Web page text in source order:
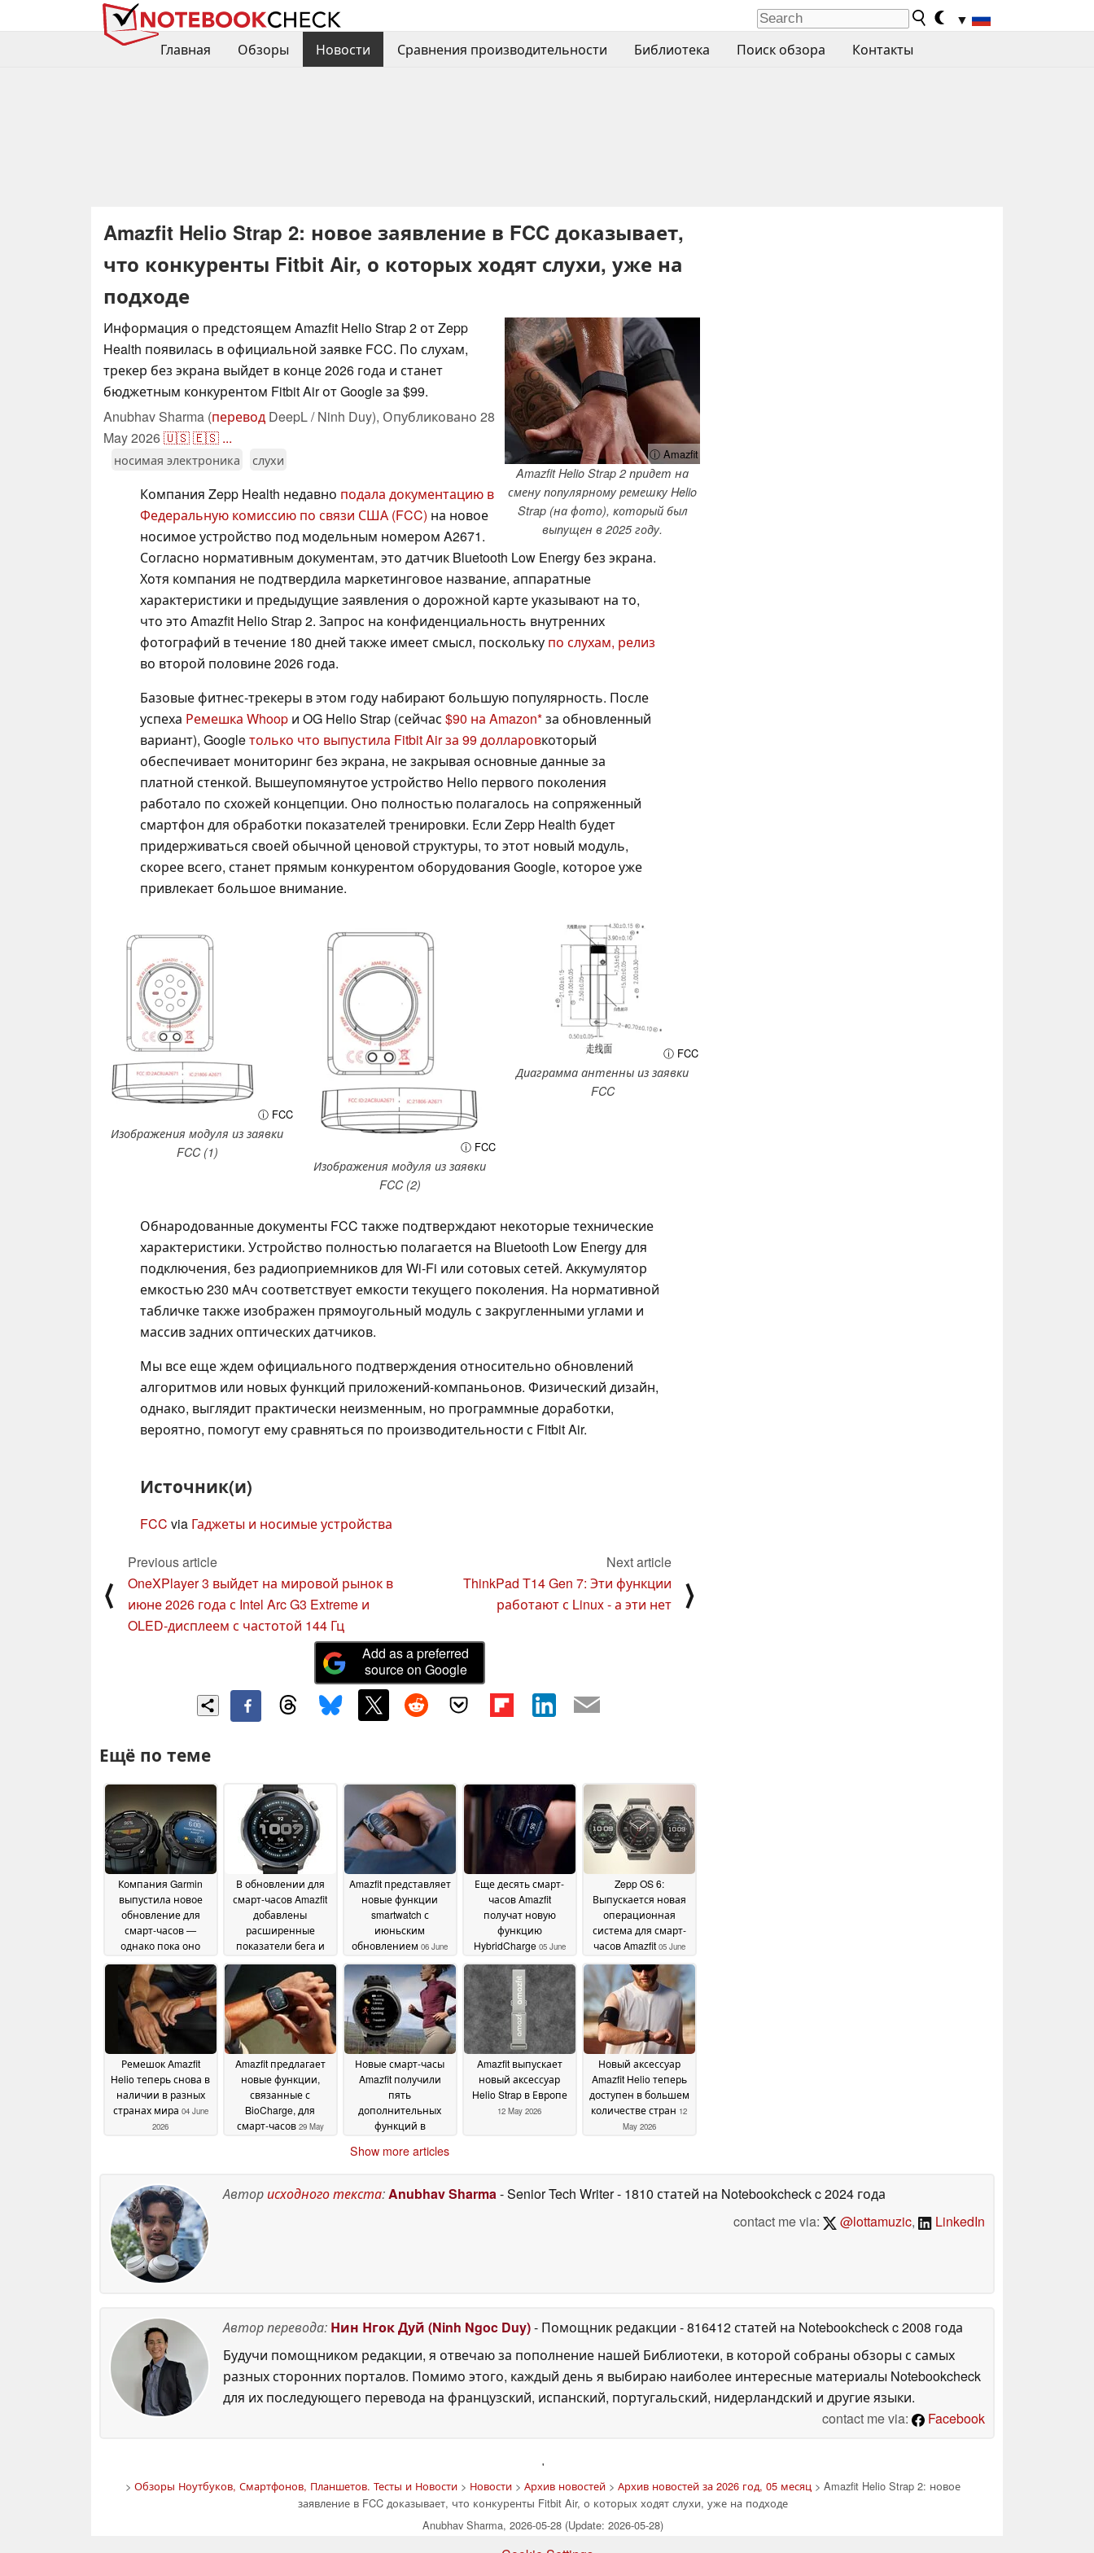
▼
Главная
Обзоры Новости Сравнения производительности Библиотека Поиск обзора Контакты
Amazfit Helio Strap 2: новое заявление в FCC доказывает,
что конкуренты Fitbit Air, о которых ходят слухи, уже на
подходе
ⓘ Amazfit
Amazfit Helio Strap 2 придет на
смену популярному ремешку Helio
Strap (на фото), который был
выпущен в 2025 году.
Информация о предстоящем Amazfit Helio Strap 2 от Zepp
Health появилась в официальной заявке FCC. По слухам,
трекер без экрана выйдет в конце 2026 года и станет
бюджетным конкурентом Fitbit Air от Google за $99.
Anubhav Sharma (перевод DeepL / Ninh Duy), Опубликовано 28
May 2026🇺🇸🇪🇸 ...
носимая электроника слухи
Компания Zepp Health недавно подала документацию в
Федеральную комиссию по связи США (FCC) на новое
носимое устройство под модельным номером A2671.
Согласно нормативным документам, это датчик Bluetooth Low Energy без экрана.
Хотя компания не подтвердила маркетинговое название, аппаратные
характеристики и предыдущие заявления о дорожной карте указывают на то,
что это Amazfit Helio Strap 2. Запрос на конфиденциальность внутренних
фотографий в течение 180 дней также имеет смысл, поскольку по слухам, релиз
во второй половине 2026 года.
Базовые фитнес-трекеры в этом году набирают большую популярность. После
успеха Ремешка Whoop и OG Helio Strap (сейчас $90 на Amazon за обновленный
вариант), Googleтолько что выпустила Fitbit Air за 99 долларовкоторый
обеспечивает мониторинг без экрана, не закрывая основные данные за
платной стенкой. Вышеупомянутое устройство Helio первого поколения
работало по схожей концепции. Оно полностью полагалось на сопряженный
смартфон для обработки показателей тренировки. Если Zepp Health будет
придерживаться своей обычной ценовой структуры, то этот новый модуль,
скорее всего, станет прямым конкурентом оборудования Google, которое уже
привлекает большое внимание.
ⓘ FCC
Изображения модуля из заявки
FCC (1)
ⓘ FCC
Изображения модуля из заявки
FCC (2)
ⓘ FCC
Диаграмма антенны из заявки
FCC
Обнародованные документы FCC также подтверждают некоторые технические
характеристики. Устройство полностью полагается на Bluetooth Low Energy для
подключения, без радиоприемников для Wi-Fi или сотовых сетей. Аккумулятор
емкостью 230 мАч соответствует емкости текущего поколения. На нормативной
табличке также изображен прямоугольный модуль с закругленными углами и
массив задних оптических датчиков.
Мы все еще ждем официального подтверждения относительно обновлений
алгоритмов или новых функций приложений-компаньонов. Физический дизайн,
однако, выглядит практически неизменным, но программные доработки,
вероятно, помогут ему сравняться по производительности с Fitbit Air.
Источник(и)
FCC via Гаджеты и носимые устройства
⟨
Previous article
OneXPlayer 3 выйдет на мировой рынок в
июне 2026 года с Intel Arc G3 Extreme и
OLED-дисплеем с частотой 144 Гц
Next article
ThinkPad T14 Gen 7: Эти функции
работают с Linux - а эти нет
⟩
Add as a preferred
source on Google
Ещё по теме
Компания Garmin
выпустила новое
обновление для
смарт-часов —
однако пока оно
23
July 2026
В обновлении для
смарт-часов Amazfit
добавлены
расширенные
показатели бега и
навигация16 June 2026
Amazfit представляет
новые функции
smartwatch с
июньским
обновлением 06 June
2026
Еще десять смарт-
часов Amazfit
получат новую
функцию
HybridCharge 05 June
2026
Zepp OS 6:
Выпускается новая
операционная
система для смарт-
часов Amazfit 05 June
2026
Ремешок Amazfit
Helio теперь снова в
наличии в разных
странах мира 04 June
2026
Amazfit предлагает
новые функции,
связанные с
BioCharge, для
смарт-часов 29 May
Новые смарт-часы
Amazfit получили
пять
дополнительных
функций в
2026
Amazfit выпускает
новый аксессуар
Helio Strap в Европе
12 May 2026
Новый аксессуар
Amazfit Helio теперь
доступен в большем
количестве стран 12
May 2026
Show more articles
Авторисходного текста:Anubhav Sharma- Senior Tech Writer- 1810 статей на Notebookcheckc 2024 года
contact me via:
@lottamuzic, LinkedIn
Автор перевода: Нин Нгок Дуй (Ninh Ngoc Duy)- Помощник редакции - 816412 статей на Notebookcheckc 2008 года
Будучи помощником редакции, я отвечаю за пополнение нашей Библиотеки, в которой собраны обзоры с самых
разных сторонних порталов. Помимо этого, каждый день я выбираю наиболее интересные материалы Notebookcheck
для их последующего перевода на французский, испанский, португальский, нидерландский и другие языки.
contact me via:
Facebook
'
> Обзоры Ноутбуков, Смартфонов, Планшетов. Тесты и Новости > Новости > Архив новостей > Архив новостей за 2026 год, 05 месяц > Amazfit Helio Strap 2: новое
заявление в FCC доказывает, что конкуренты Fitbit Air, о которых ходят слухи, уже на подходе
Anubhav Sharma, 2026-05-28 (Update: 2026-05-28)